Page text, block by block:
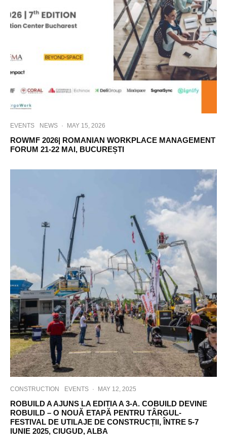
EVENTS NEWS · MAY 15, 2026
ROWMF 2026| ROMANIAN WORKPLACE MANAGEMENT
FORUM 21-22 MAI, BUCUREȘTI
CONSTRUCTION EVENTS · MAY 12, 2025
ROBUILD A AJUNS LA EDITIA A 3-A. COBUILD DEVINE
ROBUILD – O NOUĂ ETAPĂ PENTRU TÂRGUL-
FESTIVAL DE UTILAJE DE CONSTRUCȚII, ÎNTRE 5-7
IUNIE 2025, CIUGUD, ALBA